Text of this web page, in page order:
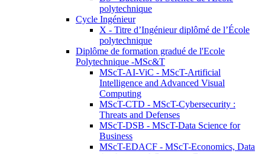
polytechnique
Cycle Ingénieur
X - Titre d’Ingénieur diplômé de l’École
polytechnique
Diplôme de formation gradué de l'Ecole
Polytechnique -MSc&T
MScT-AI-ViC - MScT-Artificial
Intelligence and Advanced Visual
Computing
MScT-CTD - MScT-Cybersecurity :
Threats and Defenses
MScT-DSB - MScT-Data Science for
Business
MScT-EDACF - MScT-Economics, Data